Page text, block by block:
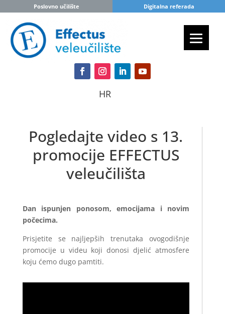
Poslovno učilište Digitalna referada
HR
Pogledajte video s 13.
promocije EFFECTUS
veleučilišta
Dan ispunjen ponosom, emocijama i novim
počecima.
Prisjetite se najljepših trenutaka ovogodišnje
promocije u videu koji donosi djelić atmosfere
koju ćemo dugo pamtiti.